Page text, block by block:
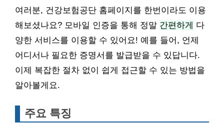
여러분, 건강보험공단 홈페이지를 한번이라도 이용
해보셨나요? 모바일 인증을 통해 정말 간편하게 다
양한 서비스를 이용할 수 있어요! 예를 들어, 언제
어디서나 필요한 증명서를 발급받을 수 있답니다.
이제 복잡한 절차 없이 쉽게 접근할 수 있는 방법을
알아볼게요.
주요 특징